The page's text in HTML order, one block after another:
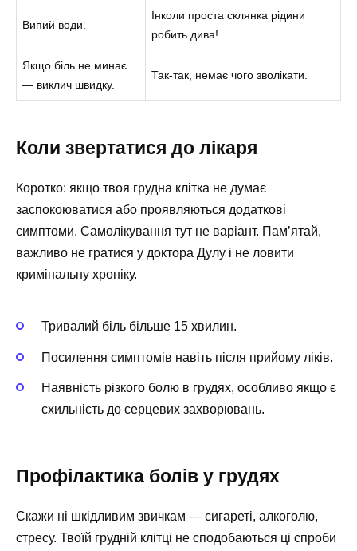
Випий води.
Інколи проста склянка рідини
робить дива!
Якщо біль не минає
— виклич швидку.
Так-так, немає чого зволікати.
Коли звертатися до лікаря
Коротко: якщо твоя грудна клітка не думає
заспокоюватися або проявляються додаткові
симптоми. Самолікування тут не варіант. Пам’ятай,
важливо не гратися у доктора Дулу і не ловити
кримінальну хроніку.
Тривалий біль більше 15 хвилин.
Посилення симптомів навіть після прийому ліків.
Наявність різкого болю в грудях, особливо якщо є
схильність до серцевих захворювань.
Профілактика болів у грудях
Скажи ні шкідливим звичкам — сигареті, алкоголю,
стресу. Твоїй грудній клітці не сподобаються ці спроби